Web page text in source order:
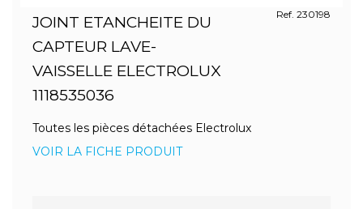
JOINT ETANCHEITE DU
CAPTEUR LAVE-
VAISSELLE ELECTROLUX
1118535036
Ref. 230198
Toutes les pièces détachées Electrolux
VOIR LA FICHE PRODUIT